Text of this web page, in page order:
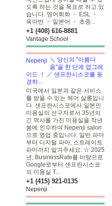
도록 하는 것을 목표로 하고 있
습니다. 영어회화 ・ ESL ・
육아반 ・ 일본어 ・ 초중...
+1 (408) 616-8881
Vantage School
＼ 당신의 "아름다
움"을 한 단계 업그레
이드 ！ ／ 샌프란시스코를 동
경하...
미국에서 일본과 같은 서비스
를 받을 수 있는 헤어 살롱입니
다. 샌프란시스코에서 일본인
미용실의 선구자로서 35년의
긴 역사를 가진 미용실을 작년
봄에 인수하여 Nepenji salon
으로 영업 중입니다. 일반 파마
부터 디지털 파마, 스트레이트
파마까지 맡겨주세요. ☆ 2025
년, BusinessRate를 바탕으로
Google로부터 샌프란시스코
의 미용실 T...
+1 (415) 921-0135
Nepenji